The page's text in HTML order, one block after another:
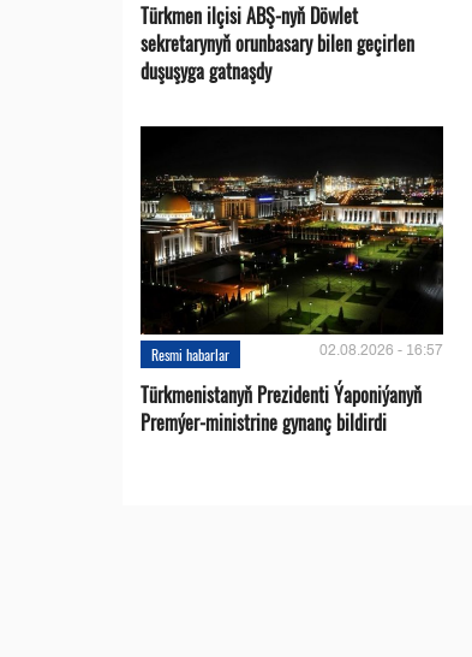
Türkmen ilçisi ABŞ-nyň Döwlet
sekretarynyň orunbasary bilen geçirlen
duşuşyga gatnaşdy
Resmi habarlar 02.08.2026 - 16:57
Türkmenistanyň Prezidenti Ýaponiýanyň
Premýer-ministrine gynanç bildirdi